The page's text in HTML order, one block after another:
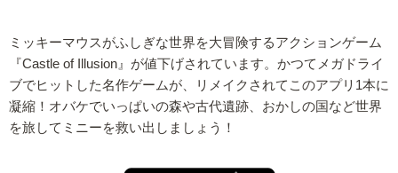
ミッキーマウスがふしぎな世界を大冒険するアクションゲーム
『Castle of Illusion』が値下げされています。かつてメガドライ
ブでヒットした名作ゲームが、リメイクされてこのアプリ1本に
凝縮！オバケでいっぱいの森や古代遺跡、おかしの国など世界
を旅してミニーを救い出しましょう！